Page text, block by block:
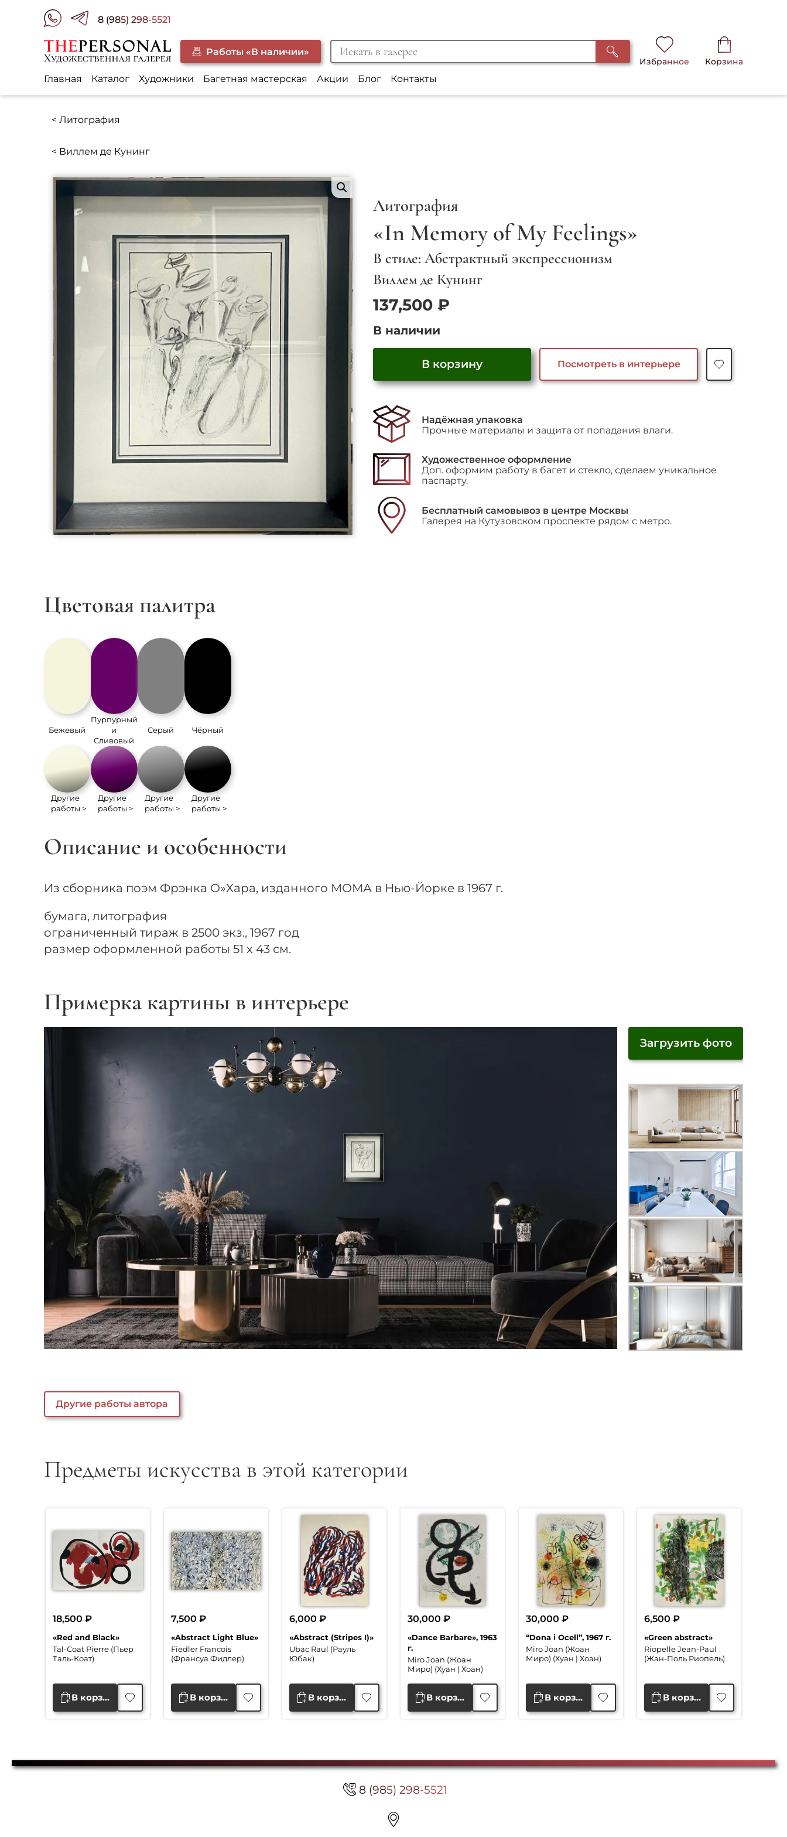
8 (985) 298-5521
Работы «В наличии»
Избранное Корзина
Главная Каталог Художники Багетная мастерская Акции Блог Контакты
< Литография
< Виллем де Кунинг
Литография
«In Memory of My Feelings»
В стиле: Абстрактный экспрессионизм
Виллем де Кунинг
137,500 ₽
В наличии
Количество
"In
Memory
of
My
Feelings"
В корзину Посмотреть в интерьере
Надёжная упаковка
Прочные материалы и защита от попадания влаги.
Художественное оформление
Доп. оформим работу в багет и стекло, сделаем уникальное
паспарту.
Бесплатный самовывоз в центре Москвы
Галерея на Кутузовском проспекте рядом с метро.
Цветовая палитра
Бежевый
Другие
работы >
Пурпурный
и
Сливовый
Другие
работы >
Серый
Другие
работы >
Чёрный
Другие
работы >
Описание и особенности
Из сборника поэм Фрэнка О»Хара, изданного МОМА в Нью-Йорке в 1967 г.
бумага, литография
ограниченный тираж в 2500 экз., 1967 год
размер оформленной работы 51 х 43 см.
Примерка картины в интерьере
Загрузить фото
Другие работы автора
Предметы искусства в этой категории
«Red and Black»
Tal-Coat Pierre (Пьер
Таль-Коат)
18,500₽
В корзину
«Abstract Light Blue»
Fiedler Francois
(Франсуа Фидлер)
7,500 ₽
В корзину
«Abstract (Stripes I)»
Ubac Raul (Рауль
Юбак)
6,000 ₽
В корзину
«Dance Barbare», 1963
г.
Miro Joan (Жоан
Миро) (Хуан | Хоан)
30,000 ₽
В корзину
“Dona i Ocell”, 1967 г.
Miro Joan (Жоан
Миро) (Хуан | Хоан)
30,000 ₽
В корзину
«Green abstract»
Riopelle Jean-Paul
(Жан-Поль Риопель)
6,500 ₽
В корзину
8 (985) 298-5521